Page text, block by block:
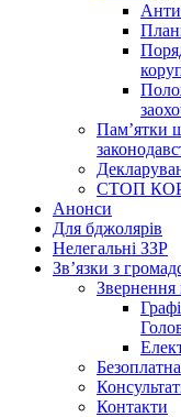
Пам’ятки
СТОП
Анонси
Для бджолярів
Нелегальні ЗЗР
Зв’язки з
Звернення
Контакти